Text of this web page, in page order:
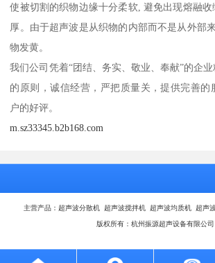
使被切割的织物边缘十分柔软, 避免出现熔融
厚。由于超声波是从织物的内部而不是从外部
物发黄。
我们公司凭着“团结、务实、敬业、奉献”的企
的原则，诚信经营，严把质量关，提供完善的
户的好评。
m.sz33345.b2b168.com
主营产品：超声波分散机 超声波搅拌机 超声波均质机 超声
版权所有：杭州振源超声设备有限公司